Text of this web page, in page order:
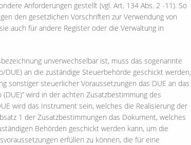
Anforderungen gestellt (vgl. Art. 134 Abs. 2 -11). So
den gesetzlichen Vorschriften zur Verwendung von
auch für andere Register oder die Verwaltung in
unverwechselbar ist, muss das sogenannte
an die zuständige Steuerbehörde geschickt werden,
sonstiger steuerlicher Voraussetzungen das DUE an das
wird in der achten Zusatzbestimmung des
wird das Instrument sein, welches die Realisierung der
1 der Zusatzbestimmungen das Dokument, welches
Behörden geschickt werden kann, um die
erfüllen zu können, die für eine